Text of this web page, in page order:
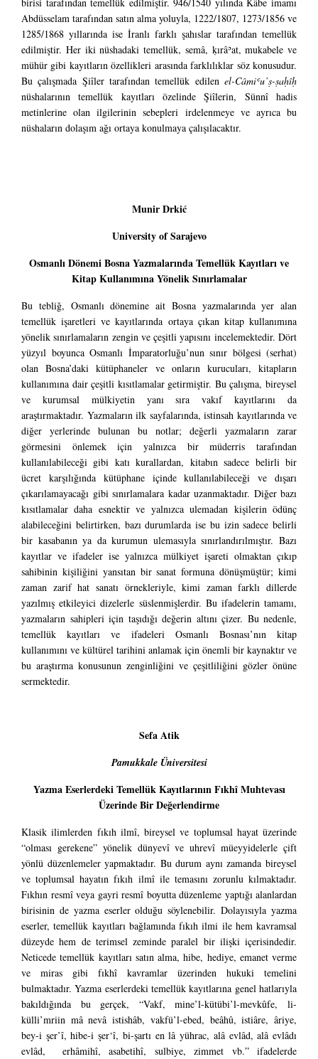
Abdüsselam tarafından satın alma yoluyla, 1222/1807, 1273/1856 ve
1285/1868 yıllarında ise İranlı farklı şahıslar tarafından temellük
edilmiştir. Her iki nüshadaki temellük, semâ, ḳırâʾat, mukabele ve
mühür gibi kayıtların özellikleri arasında farklılıklar söz konusudur.
Bu çalışmada Şiîler tarafından temellük edilen el-Câmiʿu’ṣ-ṣaḥîḥ
nüshalarının temellük kayıtları özelinde Şiîlerin, Sünnî hadis
metinlerine olan ilgilerinin sebepleri irdelenmeye ve ayrıca bu
nüshaların dolaşım ağı ortaya konulmaya çalışılacaktır.
Munir Drkić
University of Sarajevo
Osmanlı Dönemi Bosna Yazmalarında Temellük Kayıtları ve
Kitap Kullanımına Yönelik Sınırlamalar
Bu tebliğ, Osmanlı dönemine ait Bosna yazmalarında yer alan
temellük işaretleri ve kayıtlarında ortaya çıkan kitap kullanımına
yönelik sınırlamaların zengin ve çeşitli yapısını incelemektedir. Dört
yüzyıl boyunca Osmanlı İmparatorluğu’nun sınır bölgesi (serhat)
olan Bosna’daki kütüphaneler ve onların kurucuları, kitapların
kullanımına dair çeşitli kısıtlamalar getirmiştir. Bu çalışma, bireysel
ve kurumsal mülkiyetin yanı sıra vakıf kayıtlarını da
araştırmaktadır. Yazmaların ilk sayfalarında, istinsah kayıtlarında ve
diğer yerlerinde bulunan bu notlar; değerli yazmaların zarar
görmesini önlemek için yalnızca bir müderris tarafından
kullanılabileceği gibi katı kurallardan, kitabın sadece belirli bir
ücret karşılığında kütüphane içinde kullanılabileceği ve dışarı
çıkarılamayacağı gibi sınırlamalara kadar uzanmaktadır. Diğer bazı
kısıtlamalar daha esnektir ve yalnızca ulemadan kişilerin ödünç
alabileceğini belirtirken, bazı durumlarda ise bu izin sadece belirli
bir kasabanın ya da kurumun ulemasıyla sınırlandırılmıştır. Bazı
kayıtlar ve ifadeler ise yalnızca mülkiyet işareti olmaktan çıkıp
sahibinin kişiliğini yansıtan bir sanat formuna dönüşmüştür; kimi
zaman zarif hat sanatı örnekleriyle, kimi zaman farklı dillerde
yazılmış etkileyici dizelerle süslenmişlerdir. Bu ifadelerin tamamı,
yazmaların sahipleri için taşıdığı değerin altını çizer. Bu nedenle,
temellük kayıtları ve ifadeleri Osmanlı Bosnası’nın kitap
kullanımını ve kültürel tarihini anlamak için önemli bir kaynaktır ve
bu araştırma konusunun zenginliğini ve çeşitliliğini gözler önüne
sermektedir.
Sefa Atik
Pamukkale Üniversitesi
Yazma Eserlerdeki Temellük Kayıtlarının Fıkhî Muhtevası
Üzerinde Bir Değerlendirme
Klasik ilimlerden fıkıh ilmî, bireysel ve toplumsal hayat üzerinde
“olması gerekene” yönelik dünyevî ve uhrevî müeyyidelerle çift
yönlü düzenlemeler yapmaktadır. Bu durum aynı zamanda bireysel
ve toplumsal hayatın fıkıh ilmî ile temasını zorunlu kılmaktadır.
Fıkhın resmî veya gayri resmî boyutta düzenleme yaptığı alanlardan
birisinin de yazma eserler olduğu söylenebilir. Dolayısıyla yazma
eserler, temellük kayıtları bağlamında fıkıh ilmi ile hem kavramsal
düzeyde hem de terimsel zeminde paralel bir ilişki içerisindedir.
Neticede temellük kayıtları satın alma, hibe, hediye, emanet verme
ve miras gibi fıkhî kavramlar üzerinden hukuki temelini
bulmaktadır. Yazma eserlerdeki temellük kayıtlarına genel hatlarıyla
bakıldığında bu gerçek, “Vakf, mine’l-kütübi’l-mevkûfe, li-
külli’mriin mâ nevâ istishâb, vakfü’l-ebed, beâhû, istiâre, âriye,
bey-i şer’î, hibe-i şer‘î, bi-şartı en lâ yührac, alâ evlâd, alâ evlâdı
evlâd, erhâmihî, asabetihî, sulbiye, zimmet vb.” ifadelerde